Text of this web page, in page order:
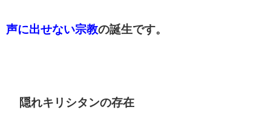
声に出せない宗教の誕生です。
隠れキリシタンの存在